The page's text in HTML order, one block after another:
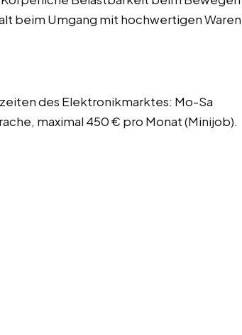
beim Umgang mit hochwertigen Waren
des Elektronikmarktes: Mo-Sa
maximal 450 € pro Monat (Minijob).